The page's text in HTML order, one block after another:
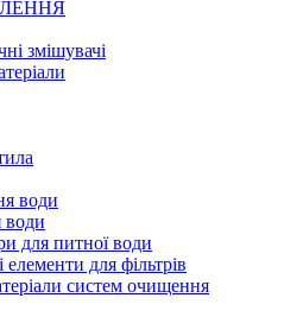
змішувачі
води
води
для питної води
елементи для фільтрів
систем очищення